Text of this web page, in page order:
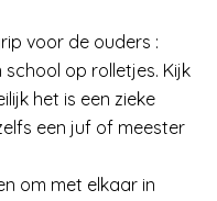
voor de ouders :
op rolletjes. Kijk
het is een zieke
een juf of meester
om met elkaar in